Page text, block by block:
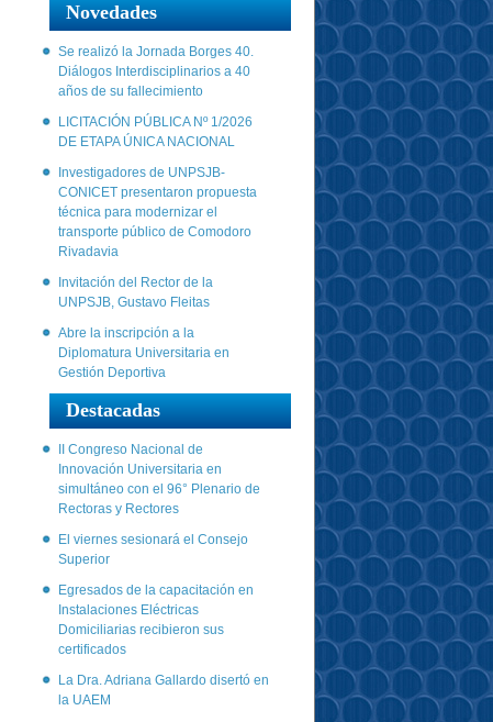
Novedades
Se realizó la Jornada Borges 40.
Diálogos Interdisciplinarios a 40
años de su fallecimiento
LICITACIÓN PÚBLICA Nº 1/2026
DE ETAPA ÚNICA NACIONAL
Investigadores de UNPSJB-
CONICET presentaron propuesta
técnica para modernizar el
transporte público de Comodoro
Rivadavia
Invitación del Rector de la
UNPSJB, Gustavo Fleitas
Abre la inscripción a la
Diplomatura Universitaria en
Gestión Deportiva
Destacadas
II Congreso Nacional de
Innovación Universitaria en
simultáneo con el 96° Plenario de
Rectoras y Rectores
El viernes sesionará el Consejo
Superior
Egresados de la capacitación en
Instalaciones Eléctricas
Domiciliarias recibieron sus
certificados
La Dra. Adriana Gallardo disertó en
la UAEM